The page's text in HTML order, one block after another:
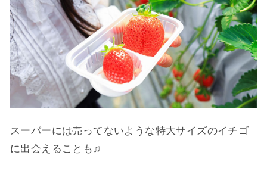
スーパーには売ってないような特大サイズのイチゴ
に出会えることも♫